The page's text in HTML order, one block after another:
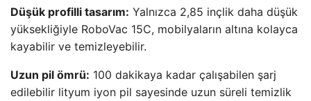
Düşük profilli tasarım: Yalnızca 2,85 inçlik daha düşük
yüksekliğiyle RoboVac 15C, mobilyaların altına kolayca
kayabilir ve temizleyebilir.
Uzun pil ömrü: 100 dakikaya kadar çalışabilen şarj
edilebilir lityum iyon pil sayesinde uzun süreli temizlik